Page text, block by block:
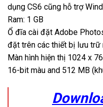
dụng CS6 cũng hỗ trợ
Ram: 1 GB
Ổ đĩa cài đặt Adobe
đặt trên các thiết bị lưu trữ
Màn hình hiện thị 1024 x
16-bit màu and 512 MB